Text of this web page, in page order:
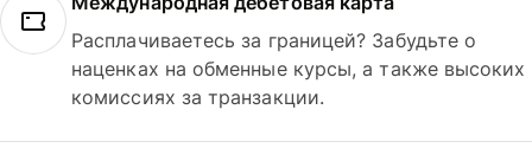
Расплачиваетесь за границей? Забудьте о
наценках на обменные курсы, а также высоких
комиссиях за транзакции.